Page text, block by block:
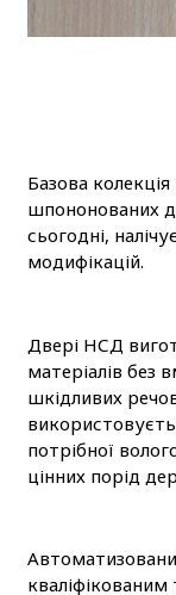
Базова
шпононованих
сьогодні,
модифікацій.
Двері НСД
матеріалів без
шкідливих
потрібної
цінних порід
кваліфікованим